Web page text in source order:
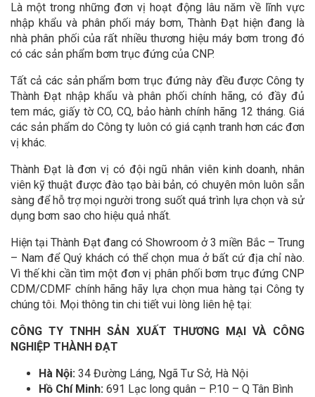
Là một trong những đơn vị hoạt động lâu năm về lĩnh vực
nhập khẩu và phân phối máy bơm, Thành Đạt hiện đang là
nhà phân phối của rất nhiều thương hiệu máy bơm trong đó
có các sản phẩm bơm trục đứng của CNP.
Tất cả các sản phẩm bơm trục đứng này đều được Công ty
Thành Đạt nhập khẩu và phân phối chính hãng, có đầy đủ
tem mác, giấy tờ CO, CQ, bảo hành chính hãng 12 tháng. Giá
các sản phẩm do Công ty luôn có giá cạnh tranh hơn các đơn
vị khác.
Thành Đạt là đơn vị có đội ngũ nhân viên kinh doanh, nhân
viên kỹ thuật được đào tạo bài bản, có chuyên môn luôn sẵn
sàng để hỗ trợ mọi người trong suốt quá trình lựa chọn và sử
dụng bơm sao cho hiệu quả nhất.
Hiện tại Thành Đạt đang có Showroom ở 3 miền Bắc – Trung
– Nam để Quý khách có thể chọn mua ở bất cứ địa chỉ nào.
Vì thế khi cần tìm một đơn vị phân phối bơm trục đứng CNP
CDM/CDMF chính hãng hãy lựa chọn mua hàng tại Công ty
chúng tôi. Mọi thông tin chi tiết vui lòng liên hệ tại:
CÔNG TY TNHH SẢN XUẤT THƯƠNG MẠI VÀ CÔNG
NGHIỆP THÀNH ĐẠT
Hà Nội: 34 Đường Láng, Ngã Tư Sở, Hà Nội
Hồ Chí Minh: 691 Lạc long quân – P.10 – Q Tân Bình